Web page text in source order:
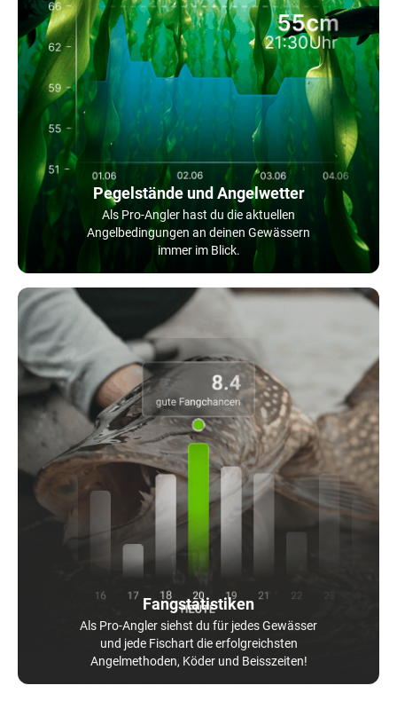
Pegelstände und Angelwetter
Als Pro-Angler hast du die aktuellen
Angelbedingungen an deinen Gewässern
immer im Blick.
Fangstatistiken
Als Pro-Angler siehst du für jedes Gewässer
und jede Fischart die erfolgreichsten
Angelmethoden, Köder und Beisszeiten!